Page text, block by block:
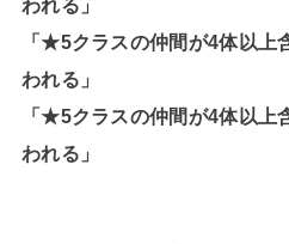
われる」
「★5クラスの仲間が4体以上
われる」
「★5クラスの仲間が4体以上
われる」